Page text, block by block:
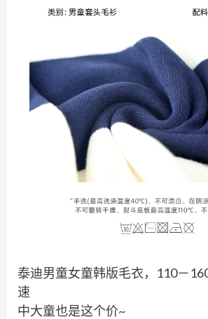
泰迪男童女童韩版毛衣，110－
速
中大童也是这个价~